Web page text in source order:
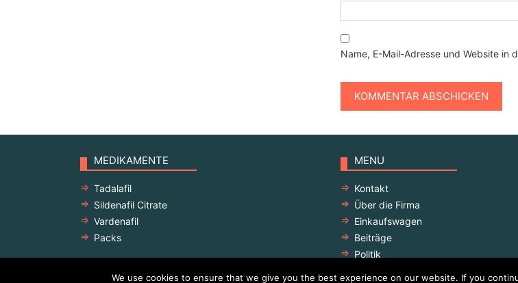
Name, E-Mail-Adresse und Website in
MEDIKAMENTE
Tadalafil
Sildenafil Citrate
Vardenafil
Packs
MENU
Kontakt
Über die Firma
Einkaufswagen
Beiträge
Politik
We use cookies to ensure that we give you the best experience on our website. If you